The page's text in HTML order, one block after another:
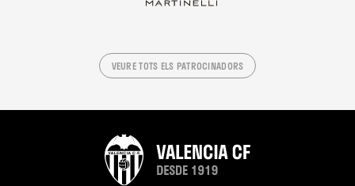
VEURE TOTS ELS PATROCINADORS